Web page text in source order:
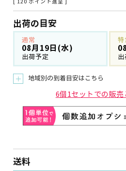
出荷の目安
通常
08月19日(水)
出荷予定
特
出
＋ 地域別の到着目安はこちら
6個1セットでの販
送料